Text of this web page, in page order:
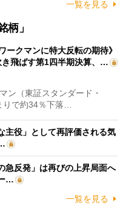
一覧を見る
柄」
ークマンに特大反転の期待》
飛ばす第1四半期決算、…
ン（東証スタンダード・
で約34％下落…
主役」として再評価される気
急反発」は再びの上昇局面へ
…
一覧を見る